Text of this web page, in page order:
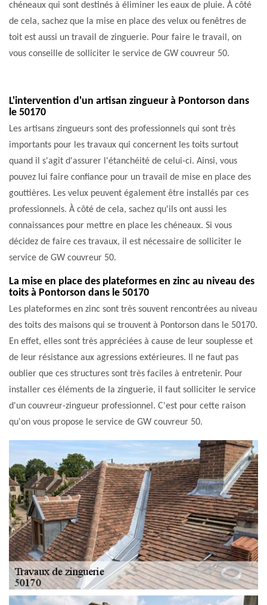
chéneaux qui sont destinés à éliminer les eaux de pluie. À côté
de cela, sachez que la mise en place des velux ou fenêtres de
toit est aussi un travail de zinguerie. Pour faire le travail, on
vous conseille de solliciter le service de GW couvreur 50.
L'intervention d'un artisan zingueur à Pontorson dans
le 50170
Les artisans zingueurs sont des professionnels qui sont très
importants pour les travaux qui concernent les toits surtout
quand il s'agit d'assurer l'étanchéité de celui-ci. Ainsi, vous
pouvez lui faire confiance pour un travail de mise en place des
gouttières. Les velux peuvent également être installés par ces
professionnels. À côté de cela, sachez qu'ils ont aussi les
connaissances pour mettre en place les chéneaux. Si vous
décidez de faire ces travaux, il est nécessaire de solliciter le
service de GW couvreur 50.
La mise en place des plateformes en zinc au niveau des
toits à Pontorson dans le 50170
Les plateformes en zinc sont très souvent rencontrées au niveau
des toits des maisons qui se trouvent à Pontorson dans le 50170.
En effet, elles sont très appréciées à cause de leur souplesse et
de leur résistance aux agressions extérieures. Il ne faut pas
oublier que ces structures sont très faciles à entretenir. Pour
installer ces éléments de la zinguerie, il faut solliciter le service
d'un couvreur-zingueur professionnel. C'est pour cette raison
qu'on vous propose le service de GW couvreur 50.